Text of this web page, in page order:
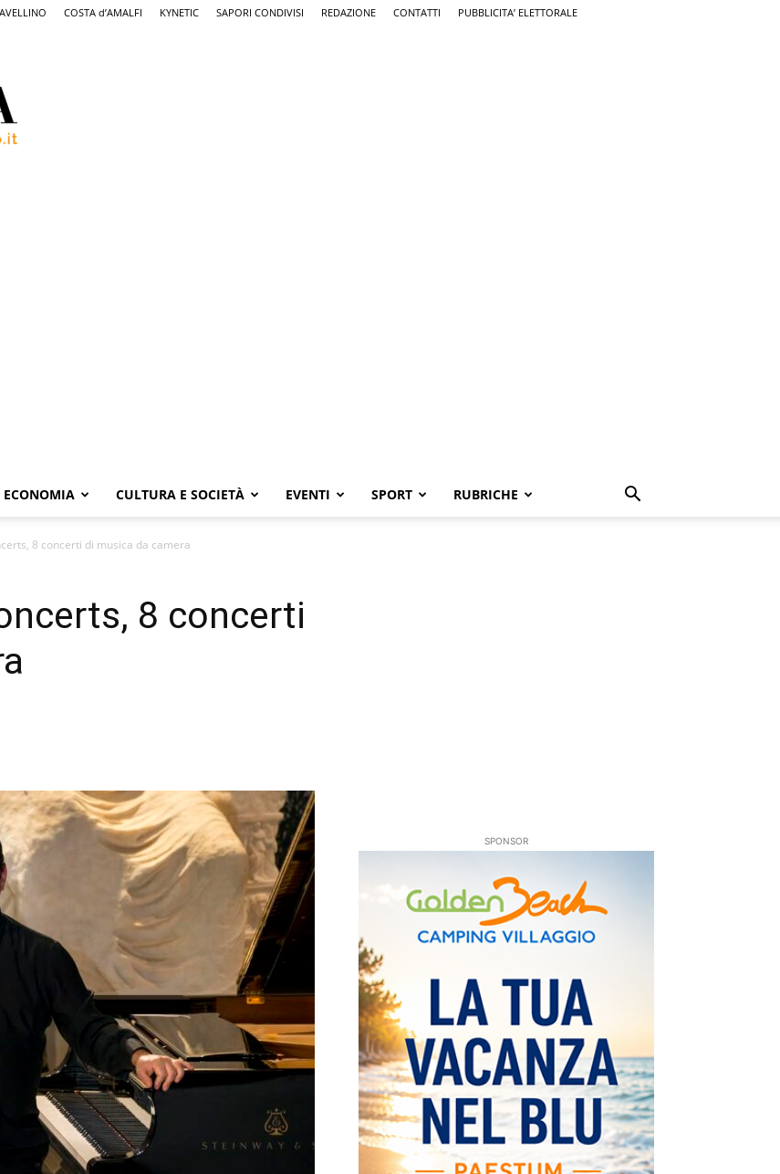
COSTA d’AMALFI KYNETIC SAPORI CONDIVISI REDAZIONE CONTATTI PUBBLICITA’ ELETTORALE
ECONOMIA CULTURA E SOCIETÀ EVENTI SPORT RUBRICHE
8 concerti di musica da camera
8 concerti
SPONSOR